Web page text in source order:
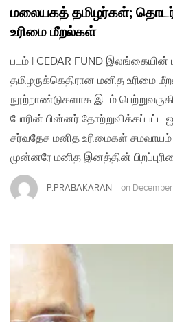
மலையகத் தமிழர்கள்;
உரிமை மீறல்கள்
படம் | CEDAR FUND
தமிழருக்கெதிரான மனித உரிமை
நூற்றாண்டுகளாக இடம்
போரின் பின்னர் தோற்றுவிக்கப்பட்ட
சர்வதேச மனித உரிமைகள் சமவாயம்
முன்னரே மனித இனத்தின்
P.PRABAKARAN on